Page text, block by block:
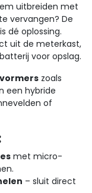
uitbreiden met
vervangen? De
is dé oplossing.
uit de meterkast,
voor opslag.
zoals
een hybride
of
met micro-
– sluit direct